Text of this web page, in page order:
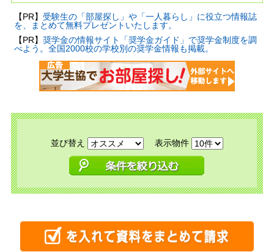
【PR】 受験生の「部屋探し」や「一人暮らし」に役立つ情報誌
を、まとめて無料プレゼントいたします。
【PR】 奨学金の情報サイト「奨学金ガイド」で奨学金制度を調
べよう。全国2000校の学校別の奨学金情報も掲載。
並び替え 表示物件